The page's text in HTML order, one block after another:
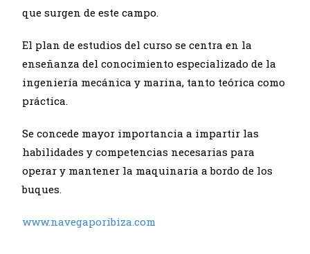
que surgen de este campo.
El plan de estudios del curso se centra en la
enseñanza del conocimiento especializado de la
ingeniería mecánica y marina, tanto teórica como
práctica.
Se concede mayor importancia a impartir las
habilidades y competencias necesarias para
operar y mantener la maquinaria a bordo de los
buques.
www.navegaporibiza.com